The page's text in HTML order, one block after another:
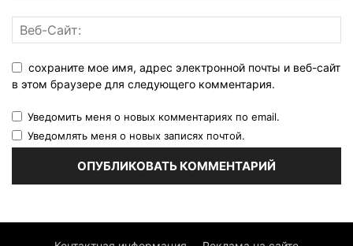
сохраните мое имя, адрес электронной почты и веб-сайт
в этом браузере для следующего комментария.
Уведомить меня о новых комментариях по email.
Уведомлять меня о новых записях почтой.